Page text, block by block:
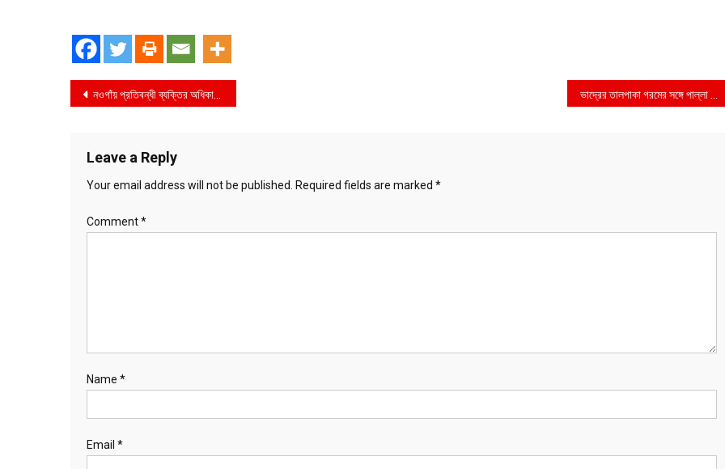
Post
নওগাঁয় প্রতিবন্ধী ব্যক্তির অধিকার নিশ্চিতে মতবিনিময় সভা অনুষ্ঠান অনুষ্ঠিত
Leave a Reply
Your email address will not be published. Required fields are marked *
Comment*
Name *
Email *